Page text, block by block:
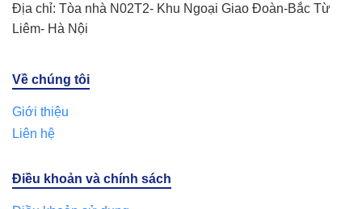
Địa chỉ: Tòa nhà N02T2- Khu Ngoại Giao Đoàn-Bắc Từ
Liêm- Hà Nội
Về chúng tôi
Giới thiệu
Liên hệ
Điều khoản và chính sách